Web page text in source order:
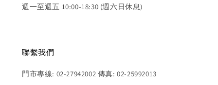
週一至週五 10:00-18:30 (週六日休息)
聯繫我們
門市專線: 02-27942002 傳真: 02-25992013